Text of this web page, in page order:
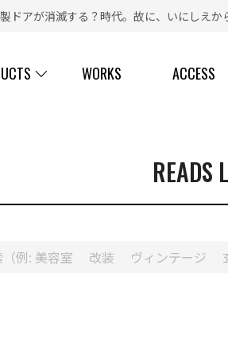
ドアが消滅する？時代。故に、いにしえか
WORKS ACCESS
READS